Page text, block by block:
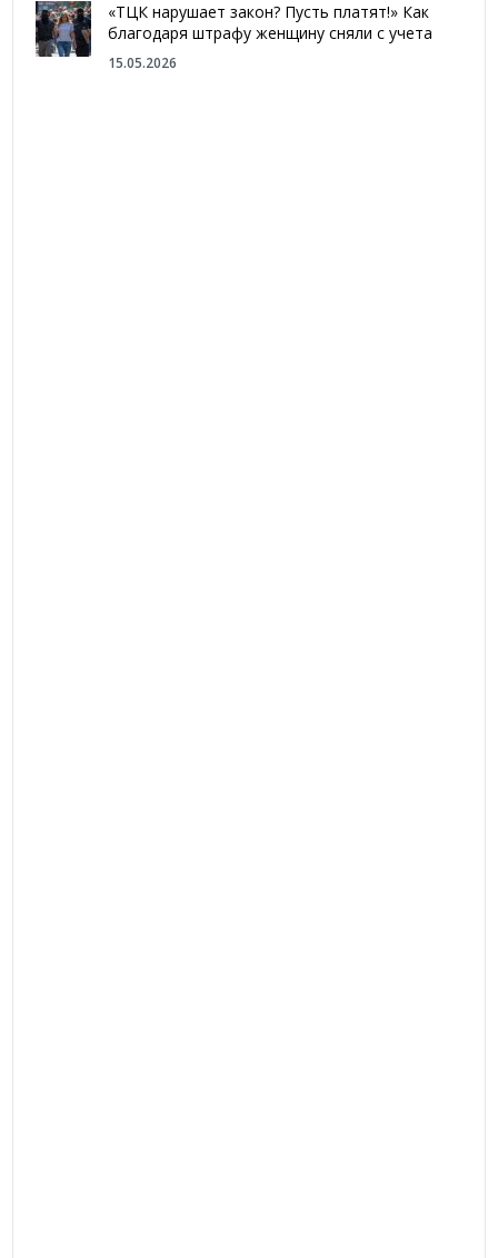
«ТЦК нарушает закон? Пусть платят!» Как
благодаря штрафу женщину сняли с учета
15.05.2026